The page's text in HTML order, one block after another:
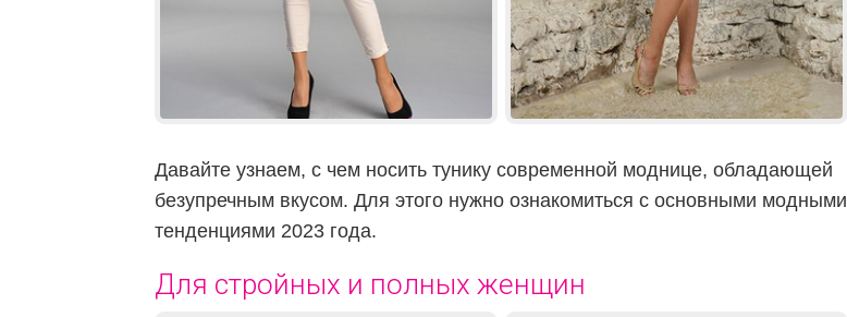
Давайте узнаем, с чем носить тунику современной моднице, обладающей
безупречным вкусом. Для этого нужно ознакомиться с основными модными
тенденциями 2023 года.
Для стройных и полных женщин